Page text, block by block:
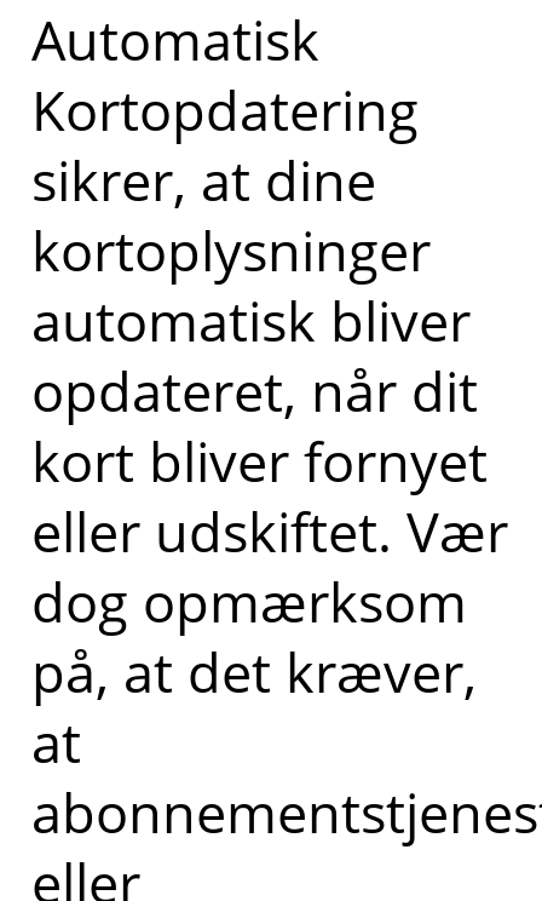
Automatisk
Kortopdatering
sikrer, at dine
kortoplysninger
automatisk bliver
opdateret, når dit
kort bliver fornyet
eller udskiftet. Vær
dog opmærksom
på, at det kræver,
at
eller